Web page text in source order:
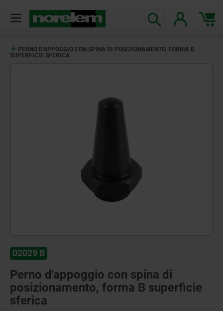
PERNO D'APPOGGIO CON SPINA DI POSIZIONAMENTO, FORMA B
SUPERFICIE SFERICA
02029 B
Perno d'appoggio con spina di
posizionamento, forma B superficie
sferica